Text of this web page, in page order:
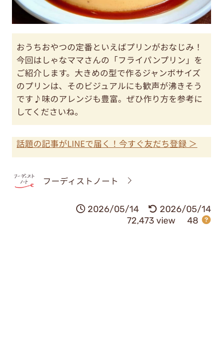
おうちおやつの定番といえばプリンがおなじみ！
今回はしゃなママさんの「フライパンプリン」を
ご紹介します。大きめの型で作るジャンボサイズ
のプリンは、そのビジュアルにも歓声が沸きそう
です♪味のアレンジも豊富。ぜひ作り方を参考に
してくださいね。
話題の記事がLINEで届く！今すぐ友だち登録 ＞
フーディストノート
2026/05/14
2026/05/14
72,473 view
48